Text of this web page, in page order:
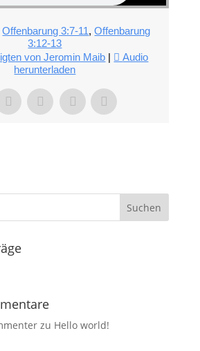
Offenbarung 3:7-11,Offenbarung
3:12-13
von Jeromin Maib |
Audio
herunterladen
zu Hello world!